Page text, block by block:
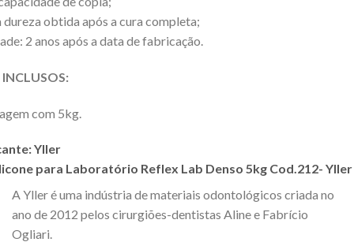
dureza obtida após a cura completa;
2 anos após a data de fabricação.
INCLUSOS:
com 5kg.
Yller
para Laboratório Reflex Lab Denso 5kg Cod.212- Yller
A Yller é uma indústria de materiais odontológicos criada no
ano de 2012 pelos cirurgiões-dentistas Aline e Fabrício
Ogliari.